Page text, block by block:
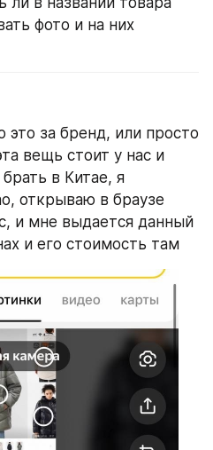
фото и на них
это за бренд, или просто
вещь стоит у нас и
в Китае, я
открываю в браузе
и мне выдается данный
и его стоимость там